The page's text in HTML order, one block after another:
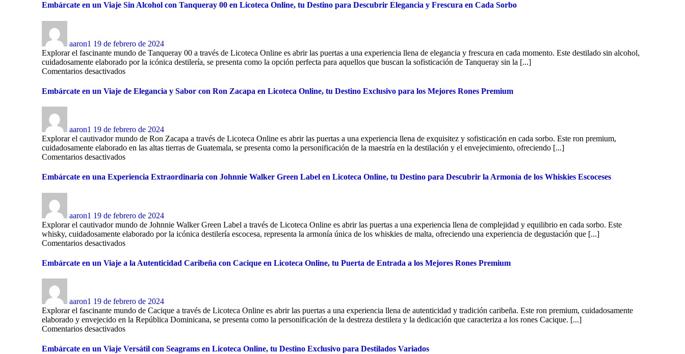
Embárcate en un Viaje Sin Alcohol con Tanqueray 00 en Licoteca Online, tu Destino para Descubrir Elegancia y Frescura en Cada Sorbo
aaron1 19 de febrero de 2024
Explorar el fascinante mundo de Tanqueray 00 a través de Licoteca Online es abrir las puertas a una experiencia llena de elegancia y frescura en cada momento. Este destilado sin alcohol,
cuidadosamente elaborado por la icónica destilería, se presenta como la opción perfecta para aquellos que buscan la sofisticación de Tanqueray sin la [...]
Comentarios desactivados
Embárcate en un Viaje de Elegancia y Sabor con Ron Zacapa en Licoteca Online, tu Destino Exclusivo para los Mejores Rones Premium
aaron1 19 de febrero de 2024
Explorar el cautivador mundo de Ron Zacapa a través de Licoteca Online es abrir las puertas a una experiencia llena de exquisitez y sofisticación en cada sorbo. Este ron premium,
cuidadosamente elaborado en las altas tierras de Guatemala, se presenta como la personificación de la maestría en la destilación y el envejecimiento, ofreciendo [...]
Comentarios desactivados
Embárcate en una Experiencia Extraordinaria con Johnnie Walker Green Label en Licoteca Online, tu Destino para Descubrir la Armonía de los Whiskies Escoceses
aaron1 19 de febrero de 2024
Explorar el cautivador mundo de Johnnie Walker Green Label a través de Licoteca Online es abrir las puertas a una experiencia llena de complejidad y equilibrio en cada sorbo. Este
whisky, cuidadosamente elaborado por la icónica destilería escocesa, representa la armonía única de los whiskies de malta, ofreciendo una experiencia de degustación que [...]
Comentarios desactivados
Embárcate en un Viaje a la Autenticidad Caribeña con Cacique en Licoteca Online, tu Puerta de Entrada a los Mejores Rones Premium
aaron1 19 de febrero de 2024
Explorar el fascinante mundo de Cacique a través de Licoteca Online es abrir las puertas a una experiencia llena de autenticidad y tradición caribeña. Este ron premium, cuidadosamente
elaborado y envejecido en la República Dominicana, se presenta como la personificación de la destreza destilera y la dedicación que caracteriza a los rones Cacique. [...]
Comentarios desactivados
Embárcate en un Viaje Versátil con Seagrams en Licoteca Online, tu Destino Exclusivo para Destilados Variados